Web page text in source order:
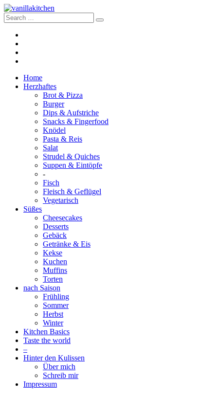
Home
Herzhaftes
Brot & Pizza
Burger
Dips & Aufstriche
Snacks & Fingerfood
Knödel
Pasta & Reis
Salat
Strudel & Quiches
Suppen & Eintöpfe
-
Fisch
Fleisch & Geflügel
Vegetarisch
Süßes
Cheesecakes
Desserts
Gebäck
Getränke & Eis
Kekse
Kuchen
Muffins
Torten
nach Saison
Frühling
Sommer
Herbst
Winter
Kitchen Basics
Taste the world
–
Hinter den Kulissen
Über mich
Schreib mir
Impressum